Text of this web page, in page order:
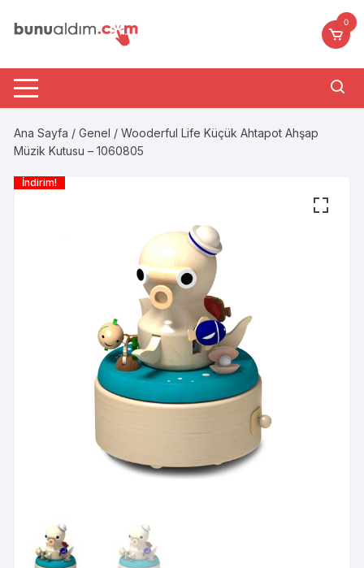
0
Ana Sayfa /Genel / Wooderful Life Küçük Ahtapot Ahşap
Müzik Kutusu – 1060805
İndirim!